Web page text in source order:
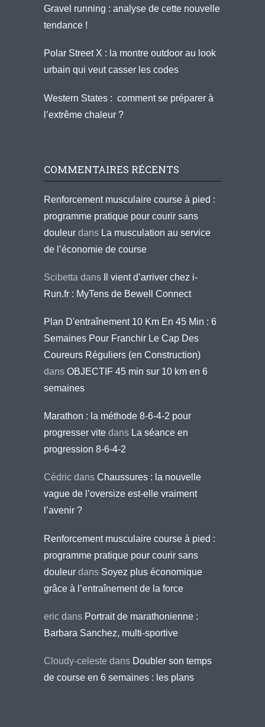
Gravel running : analyse de cette nouvelle
tendance !
Polar Street X : la montre outdoor au look
urbain qui veut casser les codes
Western States : comment se préparer à
l’extrême chaleur ?
COMMENTAIRES RÉCENTS
Renforcement musculaire course à pied :
programme pratique pour courir sans
douleur dans La musculation au service
de l’économie de course
Scibetta dans
Il vient d’arriver chez i-
Run.fr : MyTens de Bewell Connect
Plan D'entraînement 10 Km En 45 Min : 6
Semaines Pour Franchir Le Cap Des
Coureurs Réguliers (en Construction)
dans OBJECTIF 45 min sur 10 km en 6
semaines
Marathon : la méthode 8-6-4-2 pour
progresser vite dans La séance en
progression 8-6-4-2
Cédric dans Chaussures : la nouvelle
vague de l’oversize est-elle vraiment
l’avenir ?
Renforcement musculaire course à pied :
programme pratique pour courir sans
douleur dans Soyez plus économique
grâce à l’entraînement de la force
eric dans Portrait de marathonienne :
Barbara Sanchez, multi-sportive
Cloudy-celeste dans Doubler son temps
de course en 6 semaines : les plans